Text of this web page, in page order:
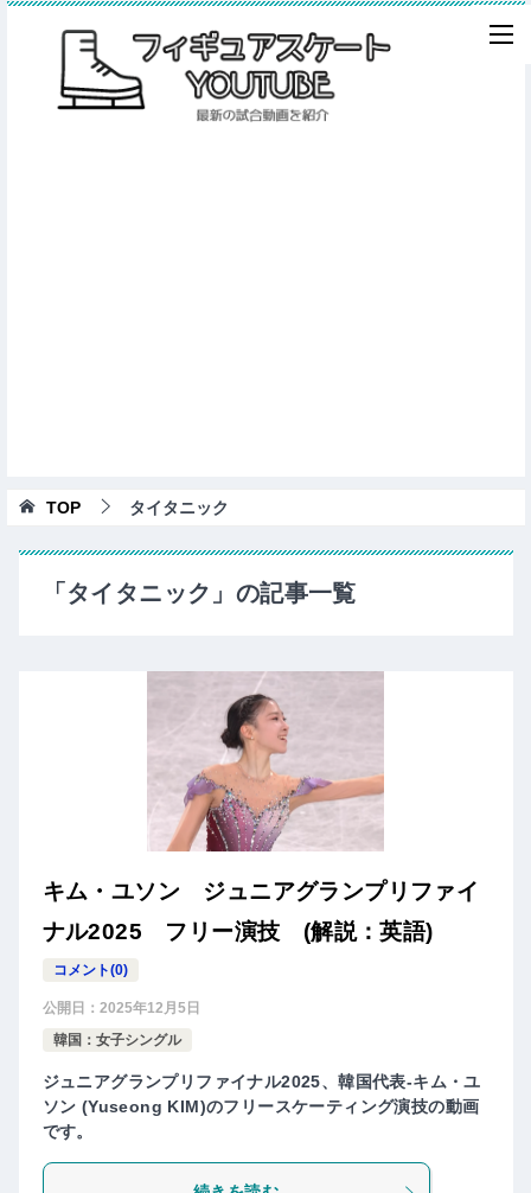
TOP タイタニック
「タイタニック」の記事一覧
キム・ユソン ジュニアグランプリファイ
ナル2025 フリー演技 (解説：英語)
コメント(0)
公開日： 2025年12月5日
韓国：女子シングル
ジュニアグランプリファイナル2025、韓国代表-キム・ユ
ソン (Yuseong KIM)のフリースケーティング演技の動画
です。